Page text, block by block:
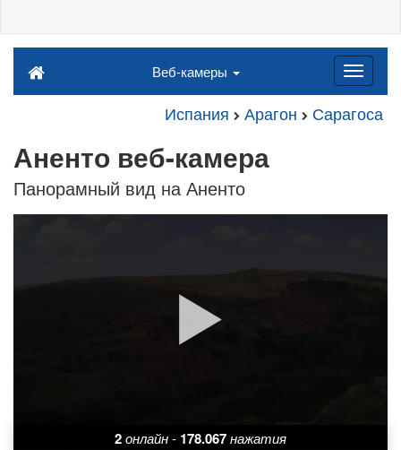
Веб-камеры
Испания Арагон Сарагоса
Аненто веб-камера
Панорамный вид на Аненто
2онлайн- 178.067нажатия